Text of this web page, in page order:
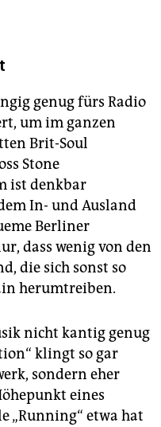
genug fürs Radio
um im ganzen
Brit-Soul
Stone
ist denkbar
In- und Ausland
Berliner
dass wenig von den
die sich sonst so
herumtreiben.
nicht kantig genug
klingt so gar
sondern eher
eines
„Running“ etwa hat